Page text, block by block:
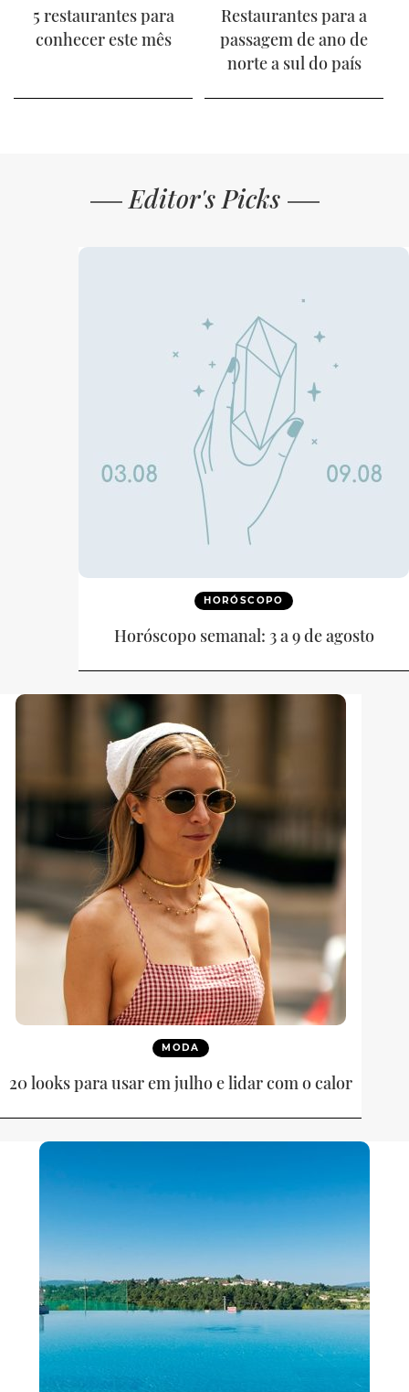
5 restaurantes para
conhecer este mês
Restaurantes para a
passagem de ano de
norte a sul do país
Editor's Picks
HORÓSCOPO
Horóscopo semanal: 3 a 9 de agosto
MODA
20 looks para usar em julho e lidar com o calor